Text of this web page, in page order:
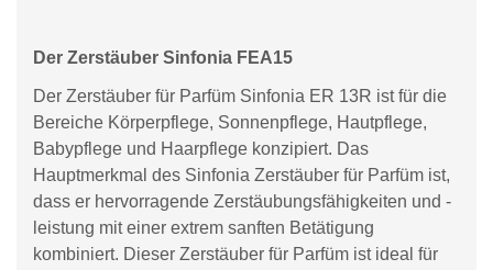
Der Zerstäuber Sinfonia FEA15
Der Zerstäuber für Parfüm Sinfonia ER 13R ist für die
Bereiche Körperpflege, Sonnenpflege, Hautpflege,
Babypflege und Haarpflege konzipiert. Das
Hauptmerkmal des Sinfonia Zerstäuber für Parfüm ist,
dass er hervorragende Zerstäubungsfähigkeiten und -
leistung mit einer extrem sanften Betätigung
kombiniert. Dieser Zerstäuber für Parfüm ist ideal für